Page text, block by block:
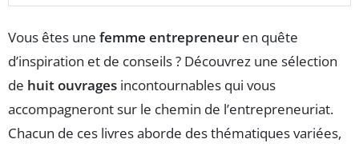
Vous êtes une femme entrepreneur en quête
d’inspiration et de conseils ? Découvrez une sélection
de huit ouvrages incontournables qui vous
accompagneront sur le chemin de l’entrepreneuriat.
Chacun de ces livres aborde des thématiques variées,